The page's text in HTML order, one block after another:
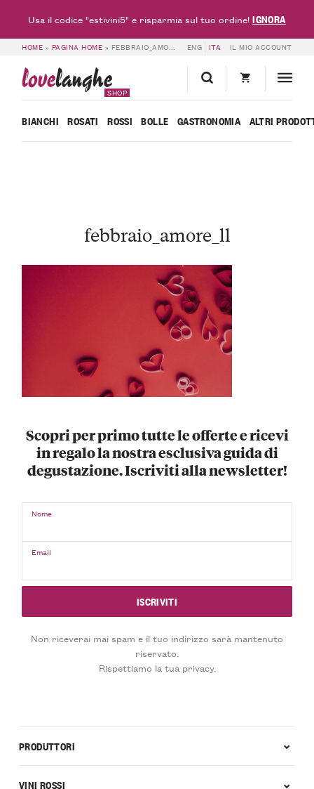
HOME » PAGINA HOME » FEBBRAIO_AMORE_LL ENG ITA IL MIO ACCOUNT
lovelanghe
SHOP
BIANCHI ROSATI ROSSI BOLLE GASTRONOMIA ALTRI
febbraio_amore_ll
Scopri per primo tutte le offerte e ricevi
in regalo la nostra esclusiva guida di
degustazione. Iscriviti alla newsletter!
Nome
Email
Non riceverai mai spam e il tuo indirizzo sarà mantenuto
riservato.
Rispettiamo la tua privacy.
PRODUTTORI
VINI ROSSI
Usa il codice "estivini5" e risparmia sul tuo ordine!IGNORA